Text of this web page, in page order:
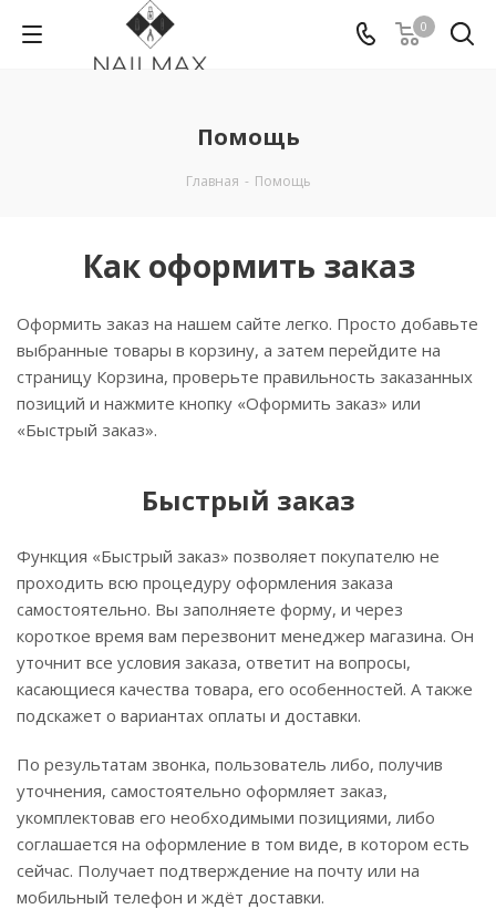
0
Помощь
Главная - Помощь
Как оформить заказ
Оформить заказ на нашем сайте легко. Просто добавьте
выбранные товары в корзину, а затем перейдите на
страницу Корзина, проверьте правильность заказанных
позиций и нажмите кнопку «Оформить заказ» или
«Быстрый заказ».
Быстрый заказ
Функция «Быстрый заказ» позволяет покупателю не
проходить всю процедуру оформления заказа
самостоятельно. Вы заполняете форму, и через
короткое время вам перезвонит менеджер магазина. Он
уточнит все условия заказа, ответит на вопросы,
касающиеся качества товара, его особенностей. А также
подскажет о вариантах оплаты и доставки.
По результатам звонка, пользователь либо, получив
уточнения, самостоятельно оформляет заказ,
укомплектовав его необходимыми позициями, либо
соглашается на оформление в том виде, в котором есть
сейчас. Получает подтверждение на почту или на
мобильный телефон и ждёт доставки.